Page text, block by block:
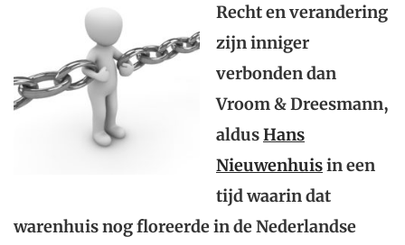
Recht en verandering
zijn inniger
verbonden dan
Vroom & Dreesmann,
aldusHans
Nieuwenhuisin een
tijd waarin dat
warenhuis nog floreerde in de Nederlandse